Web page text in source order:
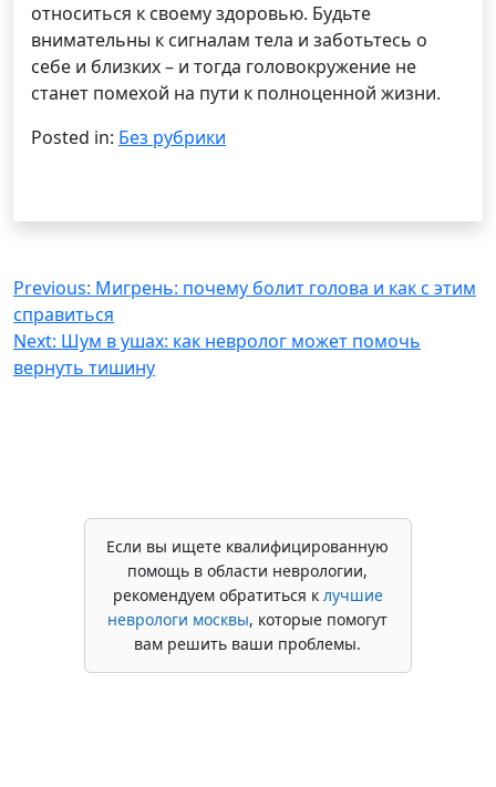
относиться к своему здоровью. Будьте
внимательны к сигналам тела и заботьтесь о
себе и близких – и тогда головокружение не
станет помехой на пути к полноценной жизни.
Posted in: Без рубрики
Навигация
по
записям
Previous: Мигрень: почему болит голова и как с этим
справиться
Next: Шум в ушах: как невролог может помочь
вернуть тишину
Если вы ищете квалифицированную
помощь в области неврологии,
рекомендуем обратиться к лучшие
неврологи москвы, которые помогут
вам решить ваши проблемы.